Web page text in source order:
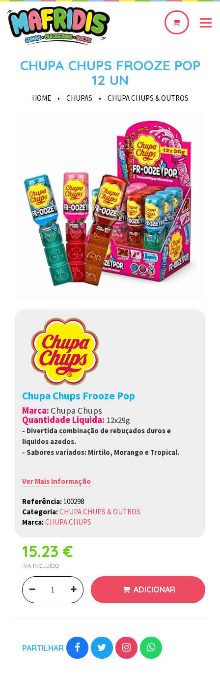
0
CHUPA CHUPS FROOZE POP
12 UN
HOME • CHUPAS • CHUPA CHUPS & OUTROS
Chupa Chups Frooze Pop
Marca: Chupa Chups
Quantidade Liquida: 12x29g
- Divertida combinação de rebuçados duros e
liquidos azedos.
- Sabores variados: Mirtilo, Morango e Tropical.
Ver Mais Informação
Referência: 100298
Categoria:CHUPA CHUPS & OUTROS
Marca:CHUPA CHUPS
15.23 €
IVA INCLUÍDO
ADICIONAR
PARTILHAR